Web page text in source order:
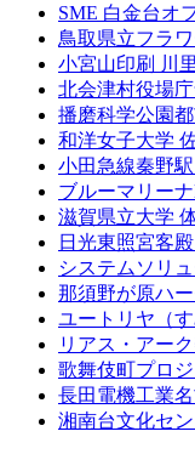
SME 白金台オ
鳥取県立フラ
小宮山印刷 川
北会津村役場
播磨科学公園
和洋女子大学
小田急線秦野
ブルーマリー
滋賀県立大学
日光東照宮客
システムソリ
那須野が原ハ
ユートリヤ（
リアス・アー
歌舞伎町プロ
長田電機工業
湘南台文化セ